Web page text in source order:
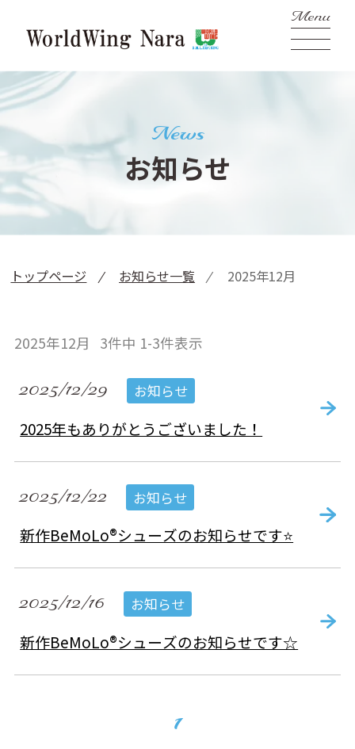
News
お知らせ
トップページ お知らせ一覧 2025年12月
2025年12月 3件中 1-3件表示
2025/12/29 お知らせ
2025年もありがとうございました！
2025/12/22 お知らせ
新作BeMoLo®シューズのお知らせです⭐
2025/12/16 お知らせ
新作BeMoLo®シューズのお知らせです☆
1